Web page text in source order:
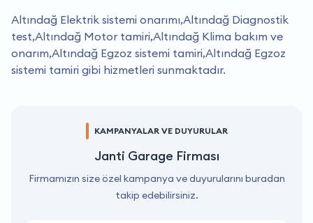
Altındağ Elektrik sistemi onarımı,Altındağ Diagnostik
test,Altındağ Motor tamiri,Altındağ Klima bakım ve
onarım,Altındağ Egzoz sistemi tamiri,Altındağ Egzoz
sistemi tamiri gibi hizmetleri sunmaktadır.
KAMPANYALAR VE DUYURULAR
Janti Garage Firması
Firmamızın size özel kampanya ve duyurularını buradan
takip edebilirsiniz.